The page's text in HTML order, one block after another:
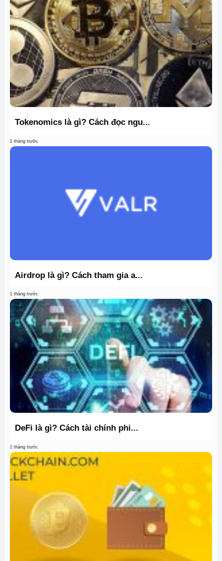
Tokenomics là gì? Cách đọc ngu...
1 tháng trước
Airdrop là gì? Cách tham gia a...
1 tháng trước
DeFi là gì? Cách tài chính phi...
1 tháng trước